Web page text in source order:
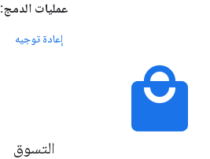
عمليات الدمج:
إعادة توجيه
local_mall
التسوق